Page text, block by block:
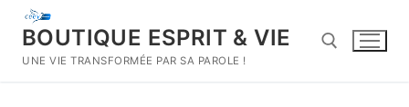
Aller
contenu
BOUTIQUE ESPRIT & VIE
UNE VIE TRANSFORMÉE PAR SA PAROLE !